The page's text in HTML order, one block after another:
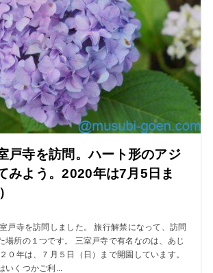
戸寺を訪問。ハート形のアジ
みよう。2020年は7月5日ま
戸寺を訪問しました。 旅行解禁になって、訪問
場所の１つです。 三室戸寺で有名なのは、あじ
０年は、７月５日（日）まで開園しています。
いくつかご利...